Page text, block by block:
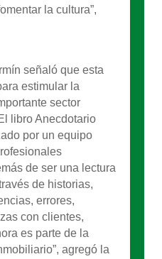
la cultura”,
señaló que esta
estimular la
sector
libro Anecdotario
por un equipo
de ser una lectura
de historias,
errores,
con clientes,
es parte de la
agregó la